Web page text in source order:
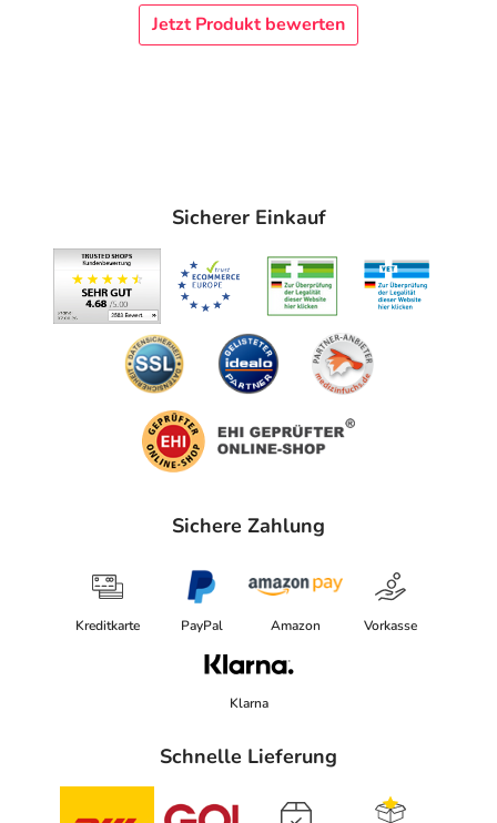
Jetzt Produkt bewerten
Sicherer Einkauf
Sichere Zahlung
Kreditkarte PayPal Amazon Vorkasse
Klarna
Schnelle Lieferung